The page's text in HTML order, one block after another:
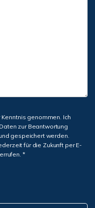
Kenntnis genommen. Ich
zur Beantwortung
gespeichert werden.
für die Zukunft per E-
*